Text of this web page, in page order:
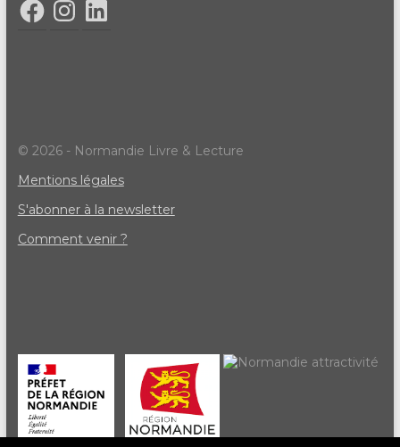
© 2026 - Normandie Livre & Lecture
Mentions légales
S'abonner à la newsletter
Comment venir ?